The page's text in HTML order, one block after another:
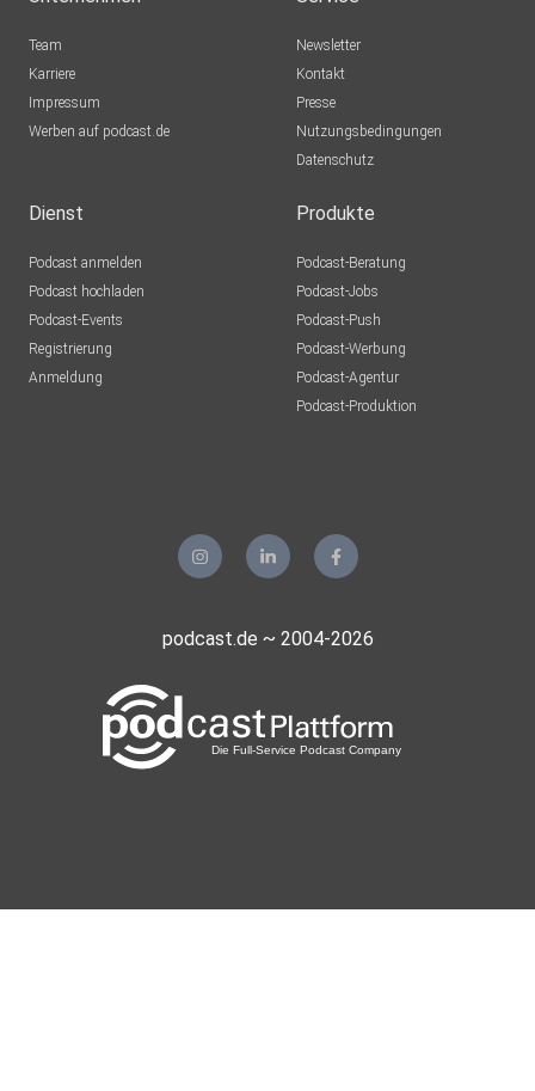
Team
Karriere
Impressum
Werben auf podcast.de
Newsletter
Kontakt
Presse
Nutzungsbedingungen
Datenschutz
Dienst
Podcast anmelden
Podcast hochladen
Podcast-Events
Registrierung
Anmeldung
Produkte
Podcast-Beratung
Podcast-Jobs
Podcast-Push
Podcast-Werbung
Podcast-Agentur
Podcast-Produktion
podcast.de ~ 2004-2026